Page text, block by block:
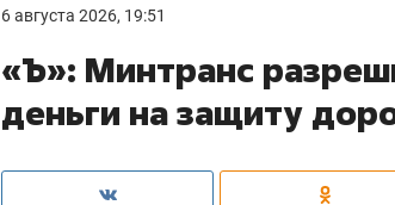
6 августа 2026, 19:51
«Ъ»: Минтранс
деньги на защиту